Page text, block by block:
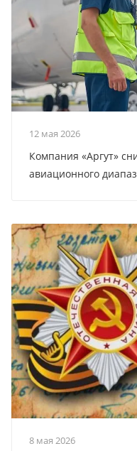
12 мая 2026
Компания «Аргут»
авиационного
8 мая 2026